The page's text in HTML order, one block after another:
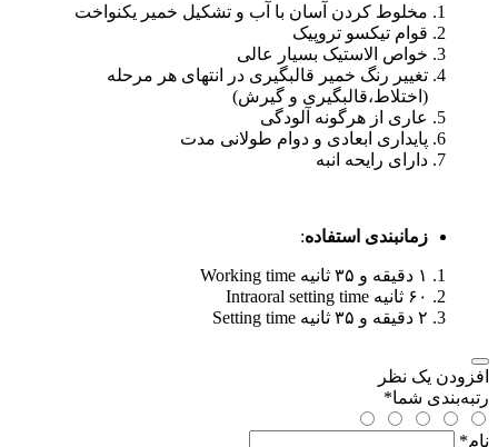
مخلوط کردن آسان با آب و تشکیل خمیر یکنواخت
قوام تیکسو تروپیک
خواص الاستیک بسیار عالی
تغییر رنگ خمیر قالبگیری در انتهای هر مرحله
(اختلاط،قالبگیری و گیرش)
عاری از هرگونه آلودگی
پایداری ابعادی و دوام طولانی مدت
دارای رایحه انبه
زمانبندی استفاده:
۱ دقیقه و ۳۵ ثانیه Working time
۶۰ ثانیه Intraoral setting time
۲ دقیقه و ۳۵ ثانیه Setting time
افزودن یک نظر
رتبه‌بندی شما*
نام*